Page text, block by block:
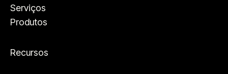
Serviços
Produtos
Recursos